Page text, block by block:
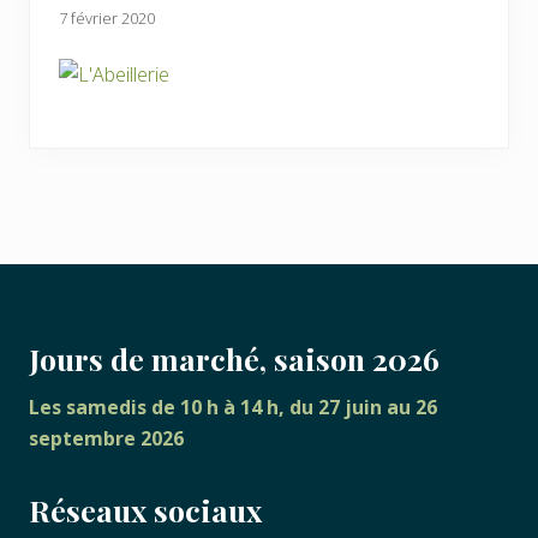
7 février 2020
Jours de marché, saison 2026
Les samedis de 10 h à 14 h, du 27 juin au 26
septembre 2026
Réseaux sociaux